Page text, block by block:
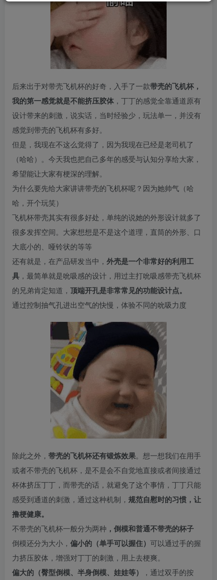
后来出于对带壳飞机杯的好奇，入手了一款带壳的飞机杯，
我的第一感觉就是不能挤压胶体 ，丁丁的感觉全靠通道原有
设计带来的刺激，说实话，当时经验少，玩法单一，并没有
感觉到带壳的飞机杯有多好。
但是，我现在不这么觉得了，因为我现在已经是老司机了
（哈哈）。今天我也把自己多年的感受与认知分享给大家，
希望能让大家有梗深的理解。
为什么要先给大家讲讲带壳的飞机杯呢？因为她帅气（哈
哈，开个玩笑）
飞机杯带壳其实有很多好处，单纯的说她的外形设计就多了
很多发挥空间。大家想想是不是这个道理，直筒的外形、口
大底小的、哑铃状的等等
还有就是，在产品研发当中， 外壳是一个非常好的利用工
具 ，最简单就是吮吸感的设计，用过主打吮吸感带壳飞机杯
的兄弟肯定知道， 顶端开孔是非常常见的功能设计点。
通过控制抽气孔进出空气的快慢，体验不同的吮吸力度
除此之外， 带壳的飞机杯还有锻炼效果。想一想我们在用手
或者不带壳的飞机杯，是不是会不自觉地直接或者间接通过
杯体挤压丁丁，而带壳的话，就避免了这个事情，丁丁只能
感受到通道的刺激，通过这种机制， 规范自慰时的习惯，让
撸梗健康。
不带壳的飞机杯一般分为两种 ，倒模和普通不带壳的杯子
倒模还分为大小， 偏小的（单手可以握住） 可以通过手的握
力挤压胶体，增强对丁丁的刺激，用上去梗爽。
偏大的（臀型倒模、半身倒模、娃娃等） ，通过双手的按